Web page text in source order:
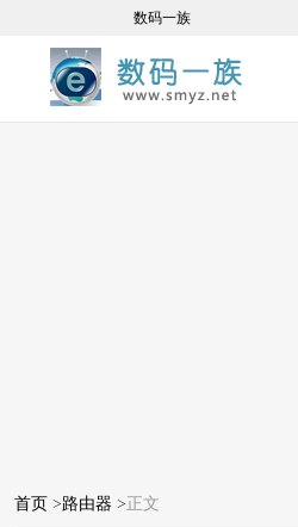
数码一族
首页 >路由器 > 正文